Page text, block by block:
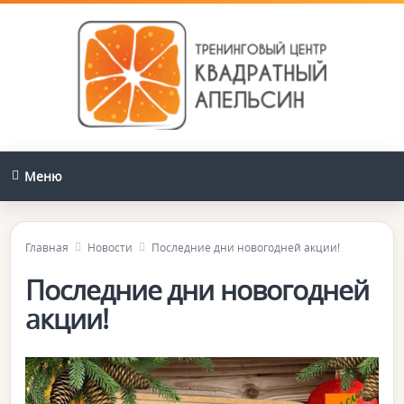
Меню
Главная Новости Последние дни новогодней акции!
Последние дни новогодней
акции!